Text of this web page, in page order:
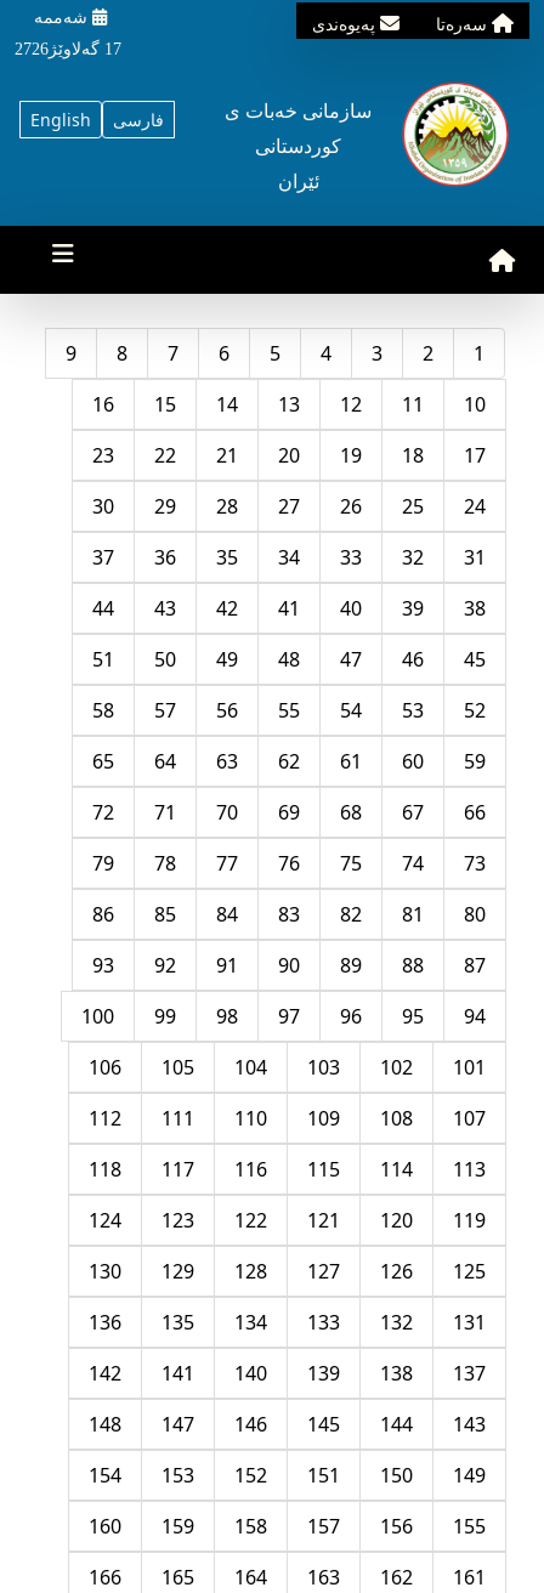
سه‌ره‌تا په‌یوه‌ندی
شه‌ممه‌
17 گه‌لاوێژ2726
English فارسی
سازمانی خه‌بات ی
کوردستانی
ئێران
1
2
3
4
5
6
7
8
9
10
11
12
13
14
15
16
17
18
19
20
21
22
23
24
25
26
27
28
29
30
31
32
33
34
35
36
37
38
39
40
41
42
43
44
45
46
47
48
49
50
51
52
53
54
55
56
57
58
59
60
61
62
63
64
65
66
67
68
69
70
71
72
73
74
75
76
77
78
79
80
81
82
83
84
85
86
87
88
89
90
91
92
93
94
95
96
97
98
99
100
101
102
103
104
105
106
107
108
109
110
111
112
113
114
115
116
117
118
119
120
121
122
123
124
125
126
127
128
129
130
131
132
133
134
135
136
137
138
139
140
141
142
143
144
145
146
147
148
149
150
151
152
153
154
155
156
157
158
159
160
161
162
163
164
165
166